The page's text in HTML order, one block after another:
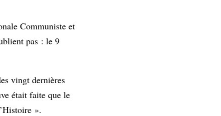
Communiste et
pas : le 9
vingt dernières
était faite que le
».